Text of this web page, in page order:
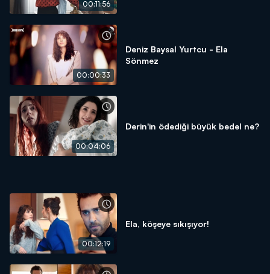
00:11:56
00:00:33
Deniz Baysal Yurtcu - Ela
Sönmez
00:04:06
Derin'in ödediği büyük bedel ne?
00:12:19
Ela, köşeye sıkışıyor!